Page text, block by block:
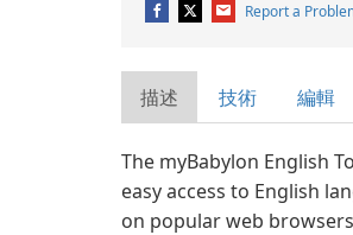
Report a
描述 技術 編輯
The myBabylon English
easy access to English
on popular web